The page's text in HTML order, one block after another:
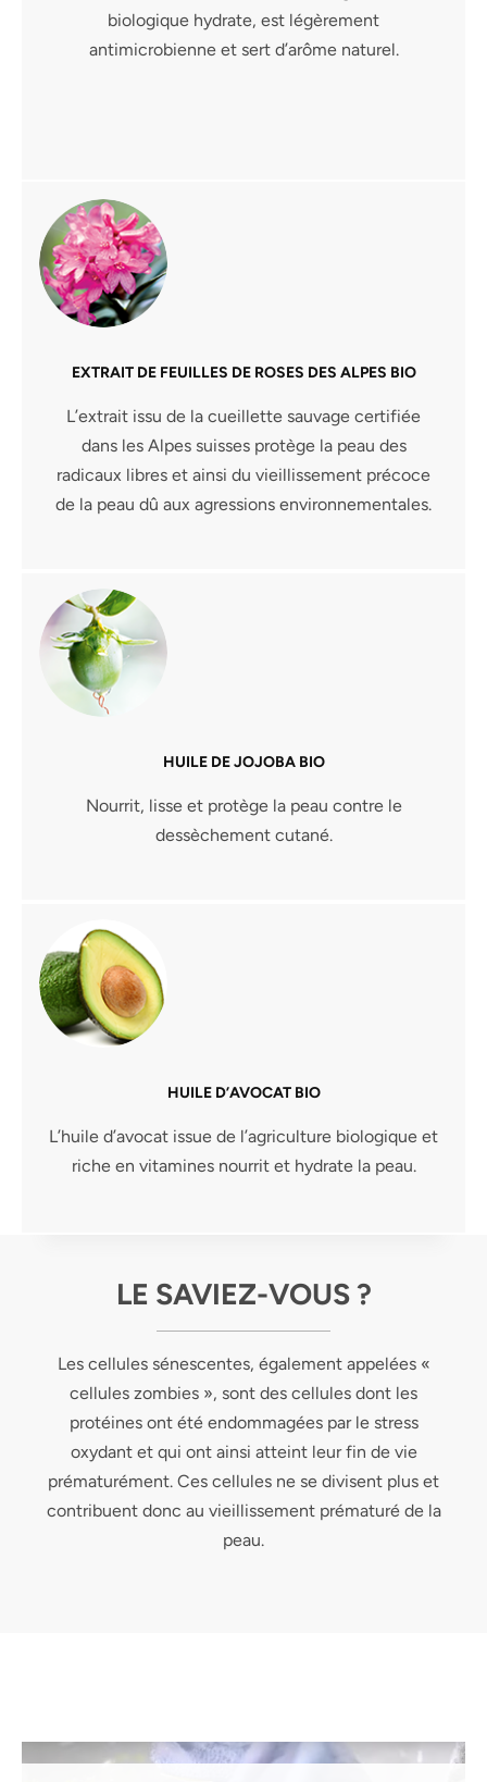
biologique hydrate, est légèrement
antimicrobienne et sert d’arôme naturel.
EXTRAIT DE FEUILLES DE ROSES DES ALPES BIO
L’extrait issu de la cueillette sauvage certifiée
dans les Alpes suisses protège la peau des
radicaux libres et ainsi du vieillissement précoce
de la peau dû aux agressions environnementales.
HUILE DE JOJOBA BIO
Nourrit, lisse et protège la peau contre le
dessèchement cutané.
HUILE D’AVOCAT BIO
L’huile d’avocat issue de l’agriculture biologique et
riche en vitamines nourrit et hydrate la peau.
LE SAVIEZ-VOUS ?
Les cellules sénescentes, également appelées «
cellules zombies », sont des cellules dont les
protéines ont été endommagées par le stress
oxydant et qui ont ainsi atteint leur fin de vie
prématurément. Ces cellules ne se divisent plus et
contribuent donc au vieillissement prématuré de la
peau.